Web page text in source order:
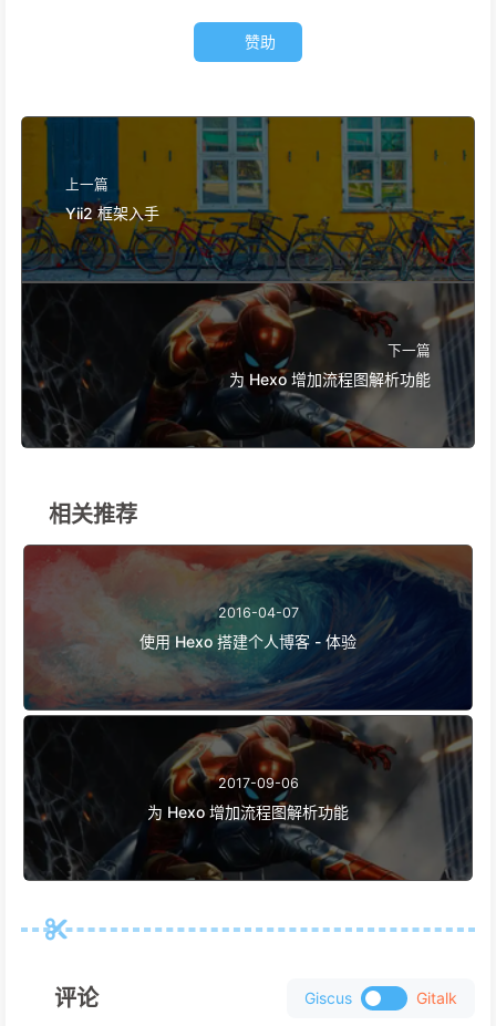
赞助
上一篇
Yii2 框架入手
下一篇
为 Hexo 增加流程图解析功能
相关推荐
2016-04-07
使用 Hexo 搭建个人博客 - 体验
2017-09-06
为 Hexo 增加流程图解析功能
评论 Giscus Gitalk